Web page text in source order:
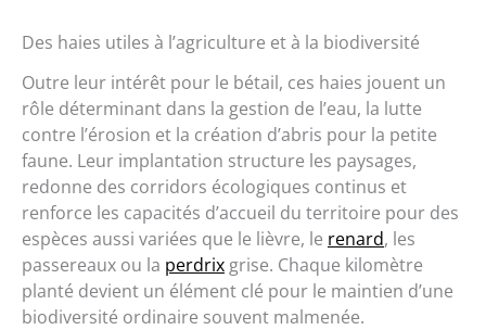
Des haies utiles à l’agriculture et à la biodiversité
Outre leur intérêt pour le bétail, ces haies jouent un
rôle déterminant dans la gestion de l’eau, la lutte
contre l’érosion et la création d’abris pour la petite
faune. Leur implantation structure les paysages,
redonne des corridors écologiques continus et
renforce les capacités d’accueil du territoire pour des
espèces aussi variées que le lièvre, le renard, les
passereaux ou la perdrix grise. Chaque kilomètre
planté devient un élément clé pour le maintien d’une
biodiversité ordinaire souvent malmenée.